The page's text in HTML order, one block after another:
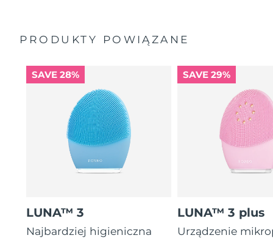
PRODUKTY POWIĄZANE
SAVE 28%
LUNA™ 3
Najbardziej higieniczna
SAVE 29%
LUNA™ 3 plus
Urządzenie